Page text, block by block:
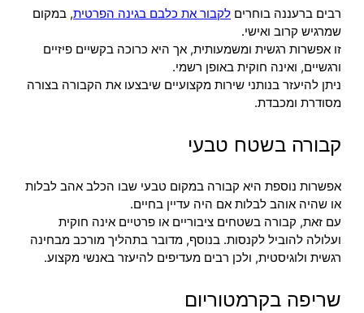
רבים ברעננה בוחרים לקבור את כלבם בגינה הפרטית, במקום
שמרגיש קרוב ואישי.
זו אפשרות רגשית ומשמעותית, אך היא כרוכה בקשיים פיזיים
ורגשיים, ואינה חוקית באופן רשמי.
ניתן להיעזר בנותני שירות מקצועיים שיבצעו את הקבורה בצורה
מסודרת ומכבדת.
קבורה בשטח טבעי
אפשרות נוספת היא קבורה במקום טבעי שבו הכלב אהב לבלות
או שהיה אוהב לבלות אם היה עדיין בחיים.
עם זאת, קבורה בשטחים ציבוריים או פרטיים אינה חוקית
ועלולה להוביל לקנסות. בנוסף, מדובר בתהליך מורכב מבחינה
רגשית ולוגיסטית, ולכן רבים מעדיפים להיעזר באנשי מקצוע.
שריפה בקרמטוריום